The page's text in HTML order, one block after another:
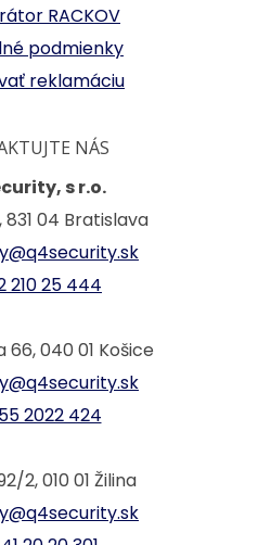
RACKOV
podmienky
reklamáciu
NÁS
s r.o.
831 04 Bratislava
210 25 444
66, 040 01 Košice
2022 424
2, 010 01 Žilina